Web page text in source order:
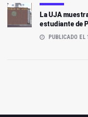
La UJA
estudiante de
PUBLICADO